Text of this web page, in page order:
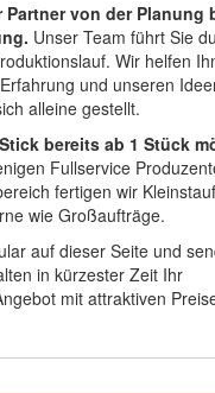
Partner von der Planung
Unser Team führt Sie
Wir helfen
und unseren
alleine gestellt.
bereits ab 1 Stück
Fullservice
fertigen wir
wie Großaufträge.
auf dieser Seite und
in kürzester Zeit Ihr
mit attraktiven